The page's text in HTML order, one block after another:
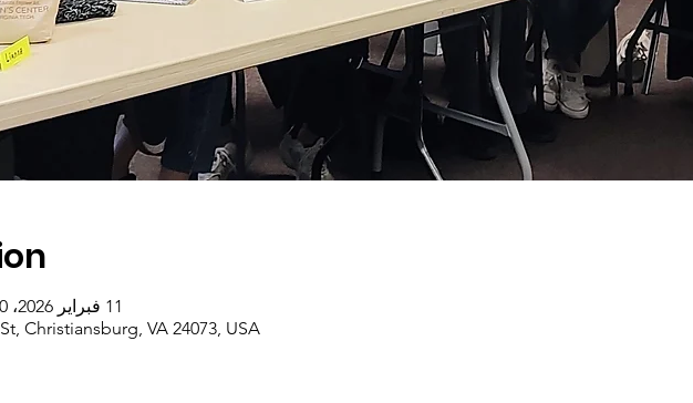
11 فبراير 2026، 6:00 م – 25 فبراير 2026، 8:00 م
Christiansburg, VA 24073, USA